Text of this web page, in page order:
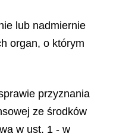
lub nadmiernie
organ, o którym
przyznania
ze środków
w ust. 1 - w